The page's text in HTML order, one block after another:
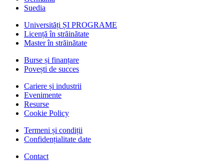
Suedia
Universități ȘI PROGRAME
Licență în străinătate
Master în străinătate
Burse și finanțare
Povești de succes
Cariere și industrii
Evenimente
Resurse
Cookie Policy
Termeni și condiții
Confidențialitate date
Contact